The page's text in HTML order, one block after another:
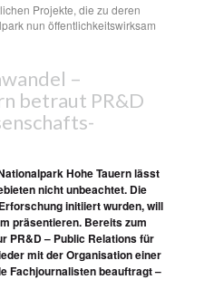
Projekte, die zu deren
nun öffentlichkeitswirksam
–
betraut PR&D
Hohe Tauern lässt
nicht unbeachtet. Die
initiiert wurden, will
präsentieren. Bereits zum
PR&D – Public Relations für
mit der Organisation einer
Fachjournalisten beauftragt –